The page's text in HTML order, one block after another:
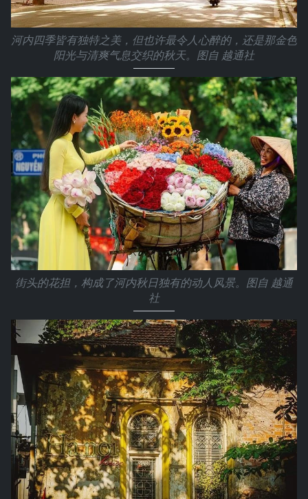
河内四季皆有独特之美，但也许最令人心醉的，还是那金色
阳光与清爽气息交织的秋天。图自 越通社
街头的花担，构成了河内秋日独有的动人风景。图自 越通
社